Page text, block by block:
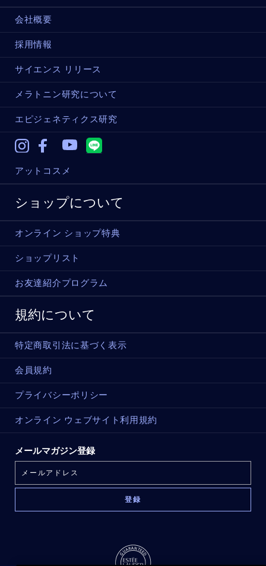
会社概要
採用情報
サイエンス リリース
メラトニン研究について
エピジェネティクス研究
InstagramFacebook
アットコスメ
ショップについて
オンライン ショップ特典
ショップリスト
お友達紹介プログラム
規約について
特定商取引法に基づく表示
会員規約
プライバシーポリシー
オンライン ウェブサイト利用規約
メールマガジン登録